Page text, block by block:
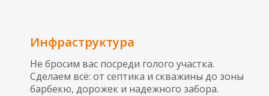
Инфраструктура
Не бросим вас посреди голого участка.
Сделаем всё: от септика и скважины до зоны
барбекю, дорожек и надежного забора.